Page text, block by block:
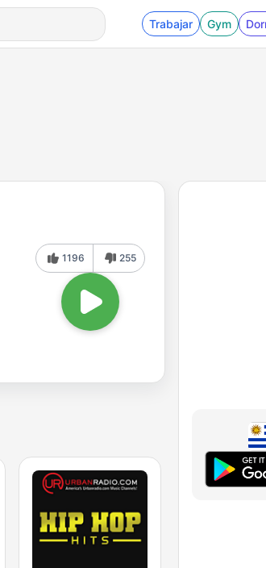
Trabajar Gym
1196 255